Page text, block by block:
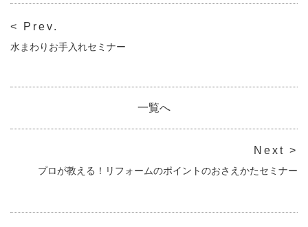
< Prev.
水まわりお手入れセミナー
一覧へ
Next >
プロが教える！リフォームのポイントのおさえかたセミナー